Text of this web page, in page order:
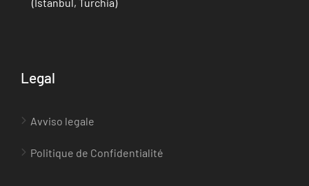
Legal
Avviso legale
Politique de Confidentialité